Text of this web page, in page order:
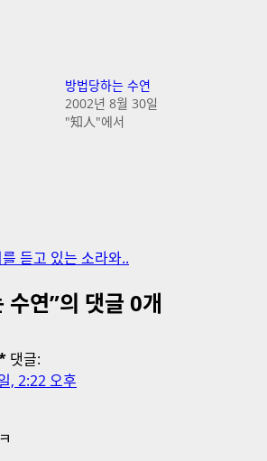
방법당하는 수연
2002년 8월 30일
"知人"에서
듣고 있는 소라와..
수연”의 댓글 0개
댓글:
, 2:22 오후